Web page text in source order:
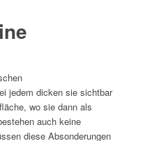
jedem dicken sie sichtbar
wo sie dann als
auch keine
diese Absonderungen